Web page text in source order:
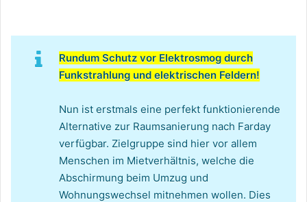
Rundum Schutz vor Elektrosmog durch
Funkstrahlung und elektrischen Feldern!
Nun ist erstmals eine perfekt funktionierende
Alternative zur Raumsanierung nach Farday
verfügbar. Zielgruppe sind hier vor allem
Menschen im Mietverhältnis, welche die
Abschirmung beim Umzug und
Wohnungswechsel mitnehmen wollen. Dies